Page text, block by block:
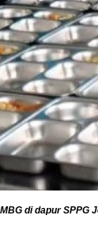
di dapur SPPG